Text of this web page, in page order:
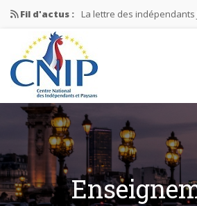
Fil d'actus : La lettre des
La lettre des indépendants
La lettre des indépendants
Mission nationale
La lettre des indépendants